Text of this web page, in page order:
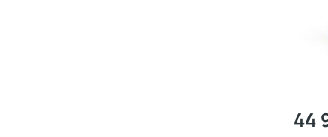
44